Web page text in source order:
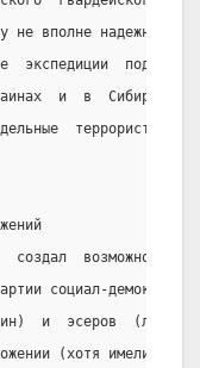
не вполне
экспедиции
и  в  Сибири  и
создал  возможность
социал-
и  эсеров  (лидер
(хотя имели